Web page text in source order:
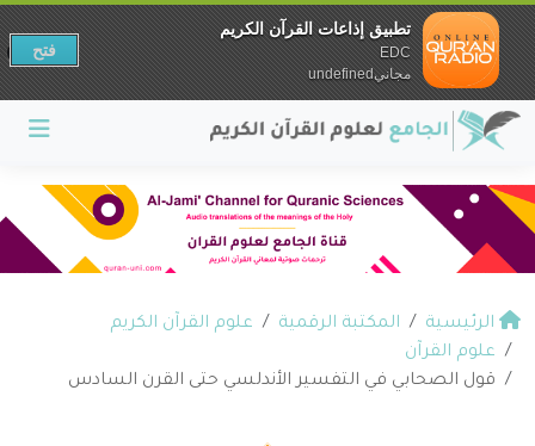
الرئيسية المكتبة الرقمية
علوم القرآن الكريم
علوم القرآن
قول الصحابي في التفسير الأندلسي حتى القرن السادس
تطبيق إذاعات القرآن الكريم
EDC
مجانيundefined
فتح